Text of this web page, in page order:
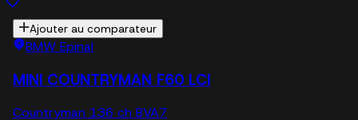
Ajouter au comparateur
BMW Epinal
MINI COUNTRYMAN F60 LCI
Countryman 136 ch BVA7